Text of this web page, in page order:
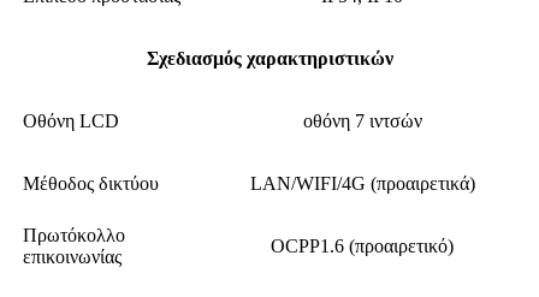
Σχεδιασμός χαρακτηριστικών
Οθόνη LCD οθόνη 7 ιντσών
Μέθοδος δικτύου LAN/WIFI/4G (προαιρετικά)
Πρωτόκολλο
επικοινωνίας
OCPP1.6 (προαιρετικό)